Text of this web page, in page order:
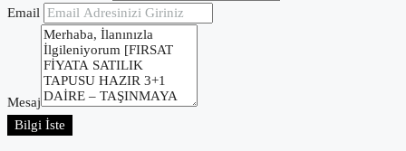
Email
Mesaj
Bilgi İste